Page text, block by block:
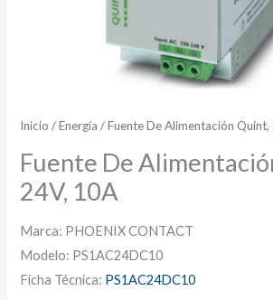
Inicio /Energía / Fuente De Alimentación Quint,
Fuente De
24V, 10A
Marca: PHOENIX CONTACT
Modelo: PS1AC24DC10
Ficha Técnica: PS1AC24DC10